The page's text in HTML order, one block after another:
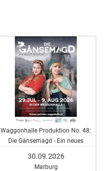
Waggonhalle Produktion No. 48:
Die Gänsemagd - Ein neues
30.09.2026
Marburg